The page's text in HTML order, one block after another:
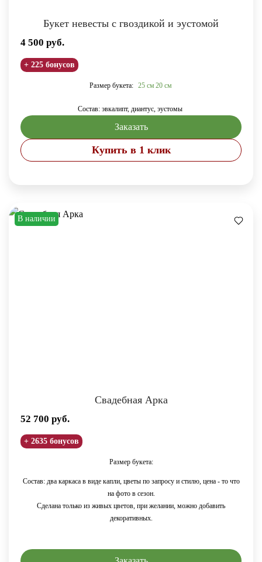
Букет невесты с гвоздикой и эустомой
4 500 руб.
+ 225 бонусов
Размер букета: 25 см 20 см
Состав: эвкалипт, диантус, эустомы
Заказать
Купить в 1 клик
В наличии
Свадебная Арка
52 700 руб.
+ 2635 бонусов
Размер букета:
Состав: два каркаса в виде капли, цветы по запросу и стилю, цена - то что
на фото в сезон.
Сделана только из живых цветов, при желании, можно добавить
декоративных.